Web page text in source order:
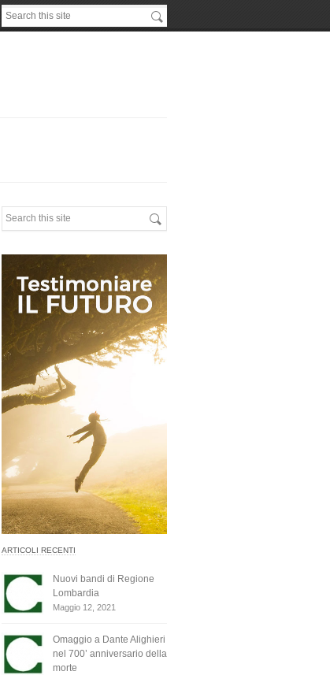
ARTICOLI RECENTI
Nuovi bandi di Regione
Lombardia
Maggio 12, 2021
Omaggio a Dante Alighieri
nel 700’ anniversario della
morte